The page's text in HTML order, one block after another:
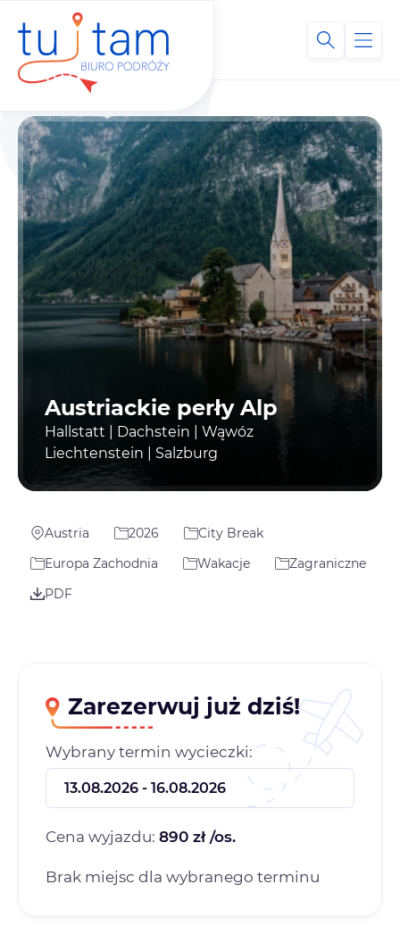
Austriackie perły Alp
Hallstatt | Dachstein | Wąwóz
Liechtenstein | Salzburg
Austria 2026
City Break
Europa Zachodnia
Wakacje
Zagraniczne
PDF
Zarezerwuj już dziś!
Wybrany termin wycieczki:
Cena wyjazdu: 890 zł /os.
Brak miejsc dla wybranego terminu